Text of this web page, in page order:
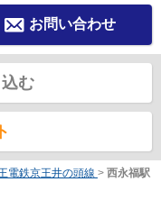
お問い合わせ
む
電鉄京王井の頭線 > 西永福駅